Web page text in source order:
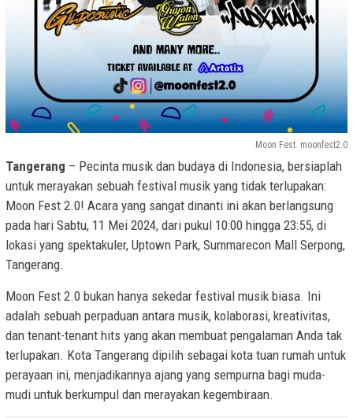
Moon Fest. moonfest2.0
Tangerang – Pecinta musik dan budaya di Indonesia, bersiaplah
untuk merayakan sebuah festival musik yang tidak terlupakan:
Moon Fest 2.0! Acara yang sangat dinanti ini akan berlangsung
pada hari Sabtu, 11 Mei 2024, dari pukul 10:00 hingga 23:55, di
lokasi yang spektakuler, Uptown Park, Summarecon Mall Serpong,
Tangerang.
Moon Fest 2.0 bukan hanya sekedar festival musik biasa. Ini
adalah sebuah perpaduan antara musik, kolaborasi, kreativitas,
dan tenant-tenant hits yang akan membuat pengalaman Anda tak
terlupakan. Kota Tangerang dipilih sebagai kota tuan rumah untuk
perayaan ini, menjadikannya ajang yang sempurna bagi muda-
mudi untuk berkumpul dan merayakan kegembiraan.